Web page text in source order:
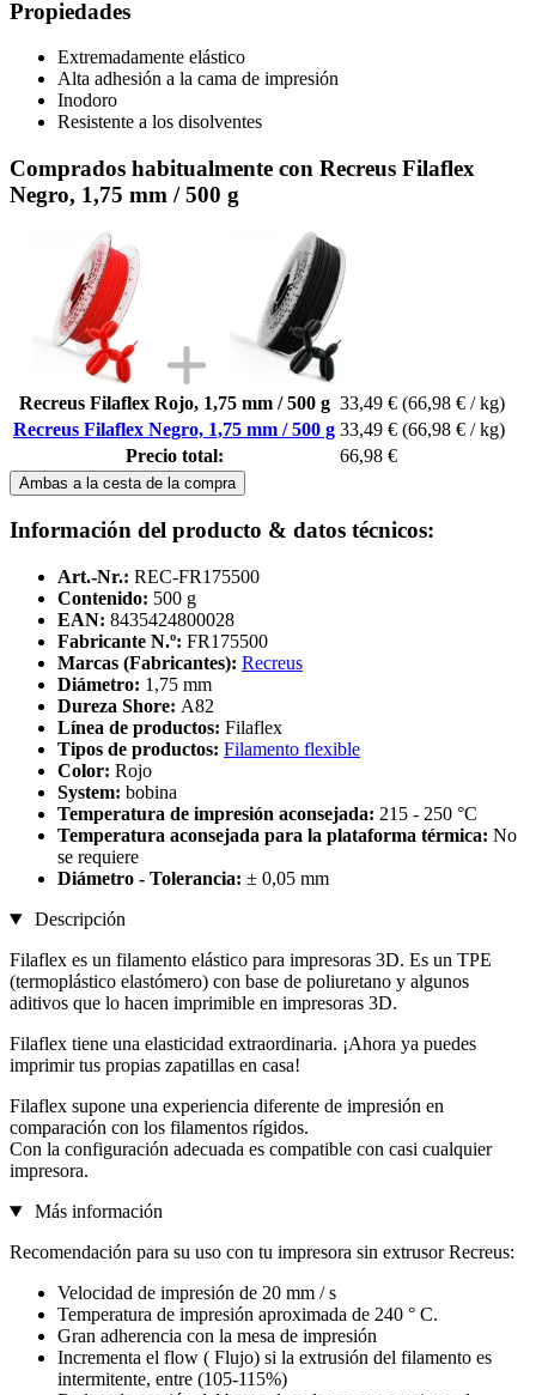
Propiedades
Extremadamente elástico
Alta adhesión a la cama de impresión
Inodoro
Resistente a los disolventes
Comprados habitualmente con Recreus Filaflex
Negro, 1,75 mm / 500 g
Recreus Filaflex Rojo, 1,75 mm / 500 g 33,49 € (66,98 € / kg)
Recreus Filaflex Negro, 1,75 mm / 500 g 33,49 € (66,98 € / kg)
Precio total:
66,98 €
Ambas a la cesta de la compra
Información del producto & datos técnicos:
Art.-Nr.: REC-FR175500
Contenido: 500 g
EAN: 8435424800028
Fabricante N.º: FR175500
Marcas (Fabricantes): Recreus
Diámetro: 1,75 mm
Dureza Shore: A82
Línea de productos: Filaflex
Tipos de productos: Filamento flexible
Color: Rojo
System: bobina
Temperatura de impresión aconsejada: 215 - 250 °C
Temperatura aconsejada para la plataforma térmica: No
se requiere
Diámetro - Tolerancia: ± 0,05 mm
Descripción
Filaflex es un filamento elástico para impresoras 3D. Es un TPE
(termoplástico elastómero) con base de poliuretano y algunos
aditivos que lo hacen imprimible en impresoras 3D.
Filaflex tiene una elasticidad extraordinaria. ¡Ahora ya puedes
imprimir tus propias zapatillas en casa!
Filaflex supone una experiencia diferente de impresión en
comparación con los filamentos rígidos.
Con la configuración adecuada es compatible con casi cualquier
impresora.
Más información
Recomendación para su uso con tu impresora sin extrusor Recreus:
Velocidad de impresión de 20 mm / s
Temperatura de impresión aproximada de 240 ° C.
Gran adherencia con la mesa de impresión
Incrementa el flow ( Flujo) si la extrusión del filamento es
intermitente, entre (105-115%)